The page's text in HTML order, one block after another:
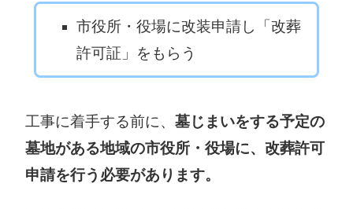
市役所・役場に改装申請し「改葬
許可証」をもらう
工事に着手する前に、墓じまいをする予定の
墓地がある地域の市役所・役場に、改葬許可
申請を行う必要があります。